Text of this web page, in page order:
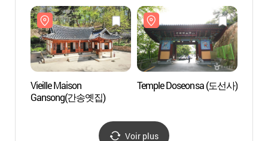
Vieille Maison
Gansong(간송옛집)
Temple Doseonsa (도선사)
Voir plus